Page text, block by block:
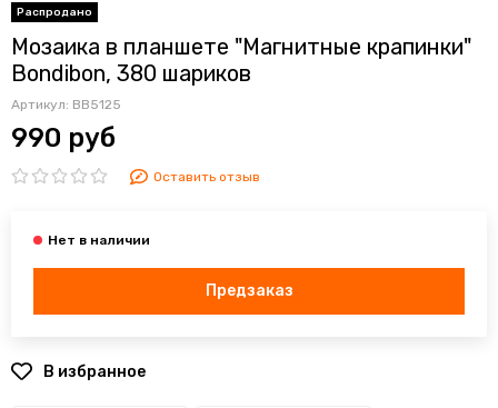
Мозаика в планшете "Магнитные крапинки"
Bondibon, 380 шариков
Артикул: ВВ5125
990 руб
Оставить отзыв
Предзаказ
В избранное